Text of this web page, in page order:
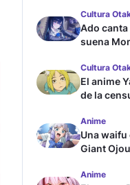
Cultura
Ado
suena
Cultura
El anime
de la
Anime
Una
Giant
Anime